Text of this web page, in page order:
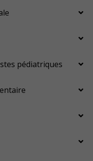
pédiatriques